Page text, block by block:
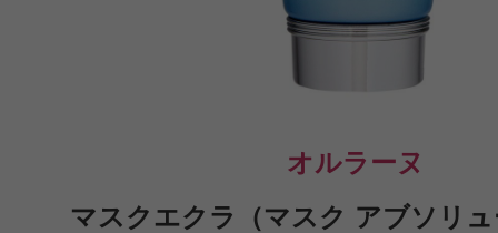
オルラーヌ
マスクエクラ（マスク アブソリ